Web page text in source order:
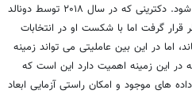
منطقه ای و نظام بین المللی عملیاتی شود. دکترینی که در سال ۲۰۱۸ توسط دونالد
گرفت اما با شکست او در انتخابات
اما در این بین عاملیتی می تواند زمینه
در این زمینه اهمیت دارد این است که
های موجود و امکان راستی آزمایی ابعاد